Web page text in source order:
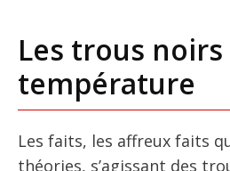
Les trous
température
Les faits, les affreux faits
théories, s’agissant des